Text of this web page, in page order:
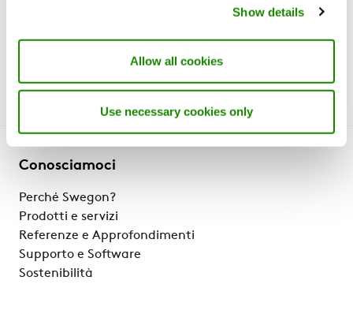
Show details
Allow all cookies
Use necessary cookies only
Conosciamoci
Perché Swegon?
Prodotti e servizi
Referenze e Approfondimenti
Supporto e Software
Sostenibilità